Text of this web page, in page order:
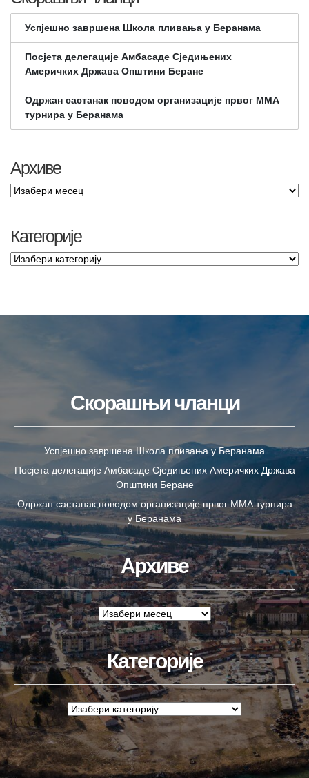
Успјешно завршена Школа пливања у Беранама
Посјета делегације Амбасаде Сједињених
Америчких Држава Општини Беране
Одржан састанак поводом организације првог ММА
турнира у Беранама
Архиве
Категорије
Скорашњи чланци
Успјешно завршена Школа пливања у Беранама
Посјета делегације Амбасаде Сједињених Америчких Држава
Општини Беране
Одржан састанак поводом организације првог ММА турнира
у Беранама
Архиве
Категорије